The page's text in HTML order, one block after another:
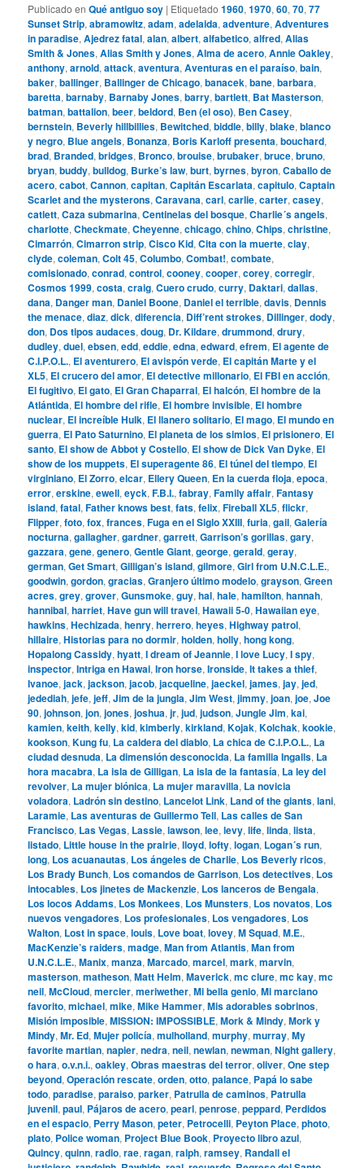
Publicado en Qué antiguo soy | Etiquetado 1960,1970,60,70,77
Sunset Strip,abramowitz,adam,adelaida,adventure,Adventures
in paradise,Ajedrez fatal,alan,albert,alfabetico,alfred,Alias
Smith & Jones,Alias Smith y Jones,Alma de acero,Annie Oakley,
anthony,arnold,attack,aventura,Aventuras en el paraíso,bain,
baker,ballinger, Ballinger de Chicago,banacek,bane,barbara,
baretta,barnaby, Barnaby Jones,barry,bartlett, Bat Masterson,
batman,battalion,beer,beldord, Ben (el oso), Ben Casey,
bernstein, Beverly hillbillies, Bewitched,biddle,billy,blake,blanco
y negro, Blue angels, Bonanza, Boris Karloff presenta,bouchard,
brad, Branded,bridges, Bronco,brouise,brubaker,bruce,bruno,
bryan,buddy,bulldog, Burke’s law,burt,byrnes,byron,Caballo de
acero,cabot,Cannon,capitan,Capitán Escarlata,capitulo,Captain
Scarlet and the mysterons,Caravana,carl,carlie,carter,casey,
catlett,Caza submarina,Centinelas del bosque,Charlie´s angels,
charlotte,Checkmate,Cheyenne,chicago,chino,Chips,christine,
Cimarrón,Cimarron strip,Cisco Kid,Cita con la muerte,clay,
clyde,coleman,Colt 45,Columbo,Combat!,combate,
comisionado,conrad,control,cooney,cooper,corey,corregir,
Cosmos 1999,costa,craig,Cuero crudo,curry, Daktari,dallas,
dana, Danger man, Daniel Boone, Daniel el terrible,davis, Dennis
the menace,diaz,dick,diferencia, Diff’rent strokes, Dillinger,dody,
don, Dos tipos audaces,doug, Dr. Kildare,drummond,drury,
dudley,duel,ebsen,edd,eddie,edna,edward,efrem, El agente de
C.I.P.O.L., El aventurero, El avispón verde, El capitán Marte y el
XL5, El crucero del amor, El detective millonario, El FBI en acción,
El fugitivo, El gato, El Gran Chaparral, El halcón, El hombre de la
Atlántida, El hombre del rifle, El hombre invisible, El hombre
nuclear, El increíble Hulk, El llanero solitario, El mago, El mundo en
guerra, El Pato Saturnino, El planeta de los simios, El prisionero, El
santo, El show de Abbot y Costello, El show de Dick Van Dyke, El
show de los muppets, El superagente 86, El túnel del tiempo, El
virginiano, El Zorro,elcar, Ellery Queen, En la cuerda floja,epoca,
error,erskine,ewell,eyck,F.B.I.,fabray,Family affair,Fantasy
island,fatal,Father knows best,fats,felix,Fireball XL5,flickr,
Flipper,foto,fox,frances,Fuga en el Siglo XXIII,furia,gail,Galería
nocturna,gallagher,gardner,garrett,Garrison’s gorillas,gary,
gazzara,gene,genero,Gentle Giant,george,gerald,geray,
german,Get Smart,Gilligan’s island,gilmore,Girl from U.N.C.L.E.,
goodwin,gordon,gracias,Granjero último modelo,grayson,Green
acres,grey,grover,Gunsmoke,guy,hal,hale,hamilton,hannah,
hannibal,harriet,Have gun will travel,Hawaii 5-0,Hawaiian eye,
hawkins,Hechizada,henry,herrero,heyes,Highway patrol,
hillaire,Historias para no dormir,holden,holly,hong kong,
Hopalong Cassidy,hyatt,I dream of Jeannie,I love Lucy,I spy,
inspector,Intriga en Hawai,Iron horse,Ironside,It takes a thief,
Ivanoe,jack,jackson,jacob,jacqueline,jaeckel,james,jay,jed,
jedediah,jefe,jeff,Jim de la jungla,Jim West,jimmy,joan,joe,Joe
90,johnson,jon,jones,joshua,jr,jud,judson,Jungle Jim,kai,
kamien,keith,kelly,kid,kimberly,kirkland,Kojak,Kolchak,kookie,
kookson,Kung fu, La caldera del diablo, La chica de C.I.P.O.L., La
ciudad desnuda, La dimensión desconocida, La familia Ingalls, La
hora macabra, La isla de Gilligan, La isla de la fantasía, La ley del
revolver, La mujer biónica, La mujer maravilla, La novicia
voladora, Ladrón sin destino, Lancelot Link, Land of the giants,lani,
Laramie, Las aventuras de Guillermo Tell, Las calles de San
Francisco, Las Vegas, Lassie,lawson,lee,levy,life,linda,lista,
listado, Little house in the prairie,lloyd,lofty,logan, Logan´s run,
long, Los acuanautas, Los ángeles de Charlie, Los Beverly ricos,
Los Brady Bunch, Los comandos de Garrison, Los detectives, Los
intocables, Los jinetes de Mackenzie, Los lanceros de Bengala,
Los locos Addams, Los Monkees, Los Munsters, Los novatos, Los
nuevos vengadores, Los profesionales, Los vengadores, Los
Walton, Lost in space,louis, Love boat,lovey,M Squad,M.E.,
MacKenzie’s raiders,madge,Man from Atlantis,Man from
U.N.C.L.E.,Manix,manza,Marcado,marcel,mark,marvin,
masterson,matheson,Matt Helm,Maverick,mc clure,mc kay,mc
neil,McCloud,mercier,meriwether,Mi bella genio,Mi marciano
favorito,michael,mike,Mike Hammer,Mis adorables sobrinos,
Misión imposible,MISSION: IMPOSSIBLE,Mork & Mindy,Mork y
Mindy,Mr. Ed,Mujer policía,mulholland,murphy,murray,My
favorite martian,napier,nedra,neil,newlan,newman,Night gallery,
o hara,o.v.n.i.,oakley,Obras maestras del terror,oliver,One step
beyond,Operación rescate,orden,otto,palance, Papá lo sabe
todo,paradise,paraiso,parker, Patrulla de caminos, Patrulla
juvenil,paul, Pájaros de acero,pearl,penrose,peppard, Perdidos
en el espacio, Perry Mason,peter, Petrocelli, Peyton Place,photo,
plato, Police woman, Project Blue Book, Proyecto libro azul,
Quincy,quinn,radio,rae,ragan,ralph,ramsey, Randall el